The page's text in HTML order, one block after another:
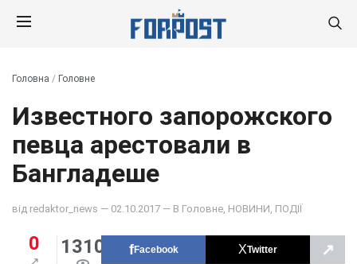
Головна / Головне
Известного запорожского
певца арестовали в
Бангладеше
від redaktor_news — 02.10.2017 — В Головне НОВИНИ ПОДІЇ
0 1310 Facebook Twitter ↗